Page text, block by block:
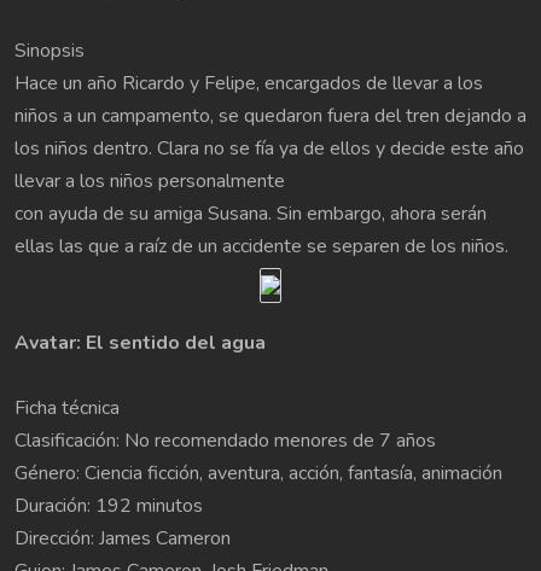
Sinopsis
Hace un año Ricardo y Felipe, encargados de llevar a los
niños a un campamento, se quedaron fuera del tren dejando a
los niños dentro. Clara no se fía ya de ellos y decide este año
llevar a los niños personalmente
con ayuda de su amiga Susana. Sin embargo, ahora serán
ellas las que a raíz de un accidente se separen de los niños.
Avatar: El sentido del agua
Ficha técnica
Clasificación: No recomendado menores de 7 años
Género: Ciencia ficción, aventura, acción, fantasía, animación
Duración: 192 minutos
Dirección: James Cameron